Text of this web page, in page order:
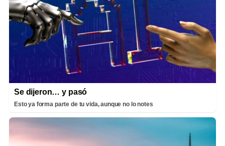
Se dijeron… y pasó
Esto ya forma parte de tu vida, aunque no lo notes